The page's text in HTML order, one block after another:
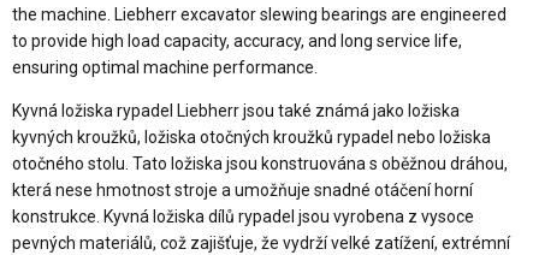
the machine. Liebherr excavator slewing bearings are engineered
to provide high load capacity, accuracy, and long service life,
ensuring optimal machine performance.
Kyvná ložiska rypadel Liebherr jsou také známá jako ložiska
kyvných kroužků, ložiska otočných kroužků rypadel nebo ložiska
otočného stolu. Tato ložiska jsou konstruována s oběžnou dráhou,
která nese hmotnost stroje a umožňuje snadné otáčení horní
konstrukce. Kyvná ložiska dílů rypadel jsou vyrobena z vysoce
pevných materiálů, což zajišťuje, že vydrží velké zatížení, extrémní